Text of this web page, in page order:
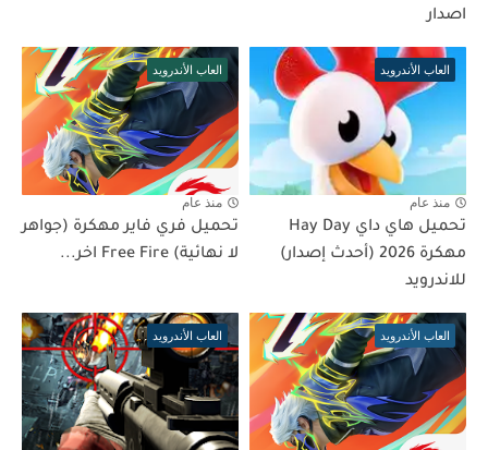
اصدار
العاب الأندرويد
منذ عام
تحميل هاي داي Hay Day
مهكرة 2026 (أحدث إصدار)
للاندرويد
العاب الأندرويد
منذ عام
تحميل فري فاير مهكرة (جواهر
لا نهائية) Free Fire اخر...
العاب الأندرويد العاب الأندرويد